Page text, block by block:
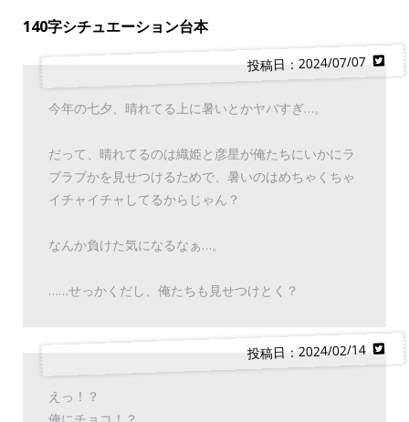
140字シチュエーション台本
投稿日：2024/07/07
今年の七夕、晴れてる上に暑いとかヤバすぎ…。
だって、晴れてるのは織姫と彦星が俺たちにいかにラ
ブラブかを見せつけるためで、暑いのはめちゃくちゃ
イチャイチャしてるからじゃん？
なんか負けた気になるなぁ…。
……せっかくだし、俺たちも見せつけとく？
投稿日：2024/02/14
えっ！？